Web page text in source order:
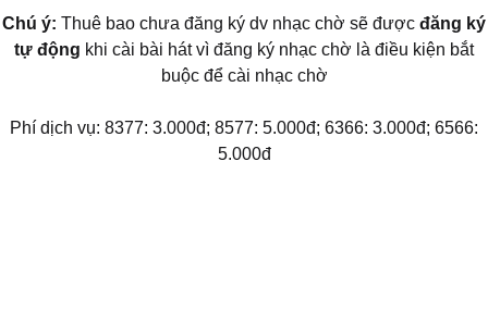
Chú ý: Thuê bao chưa đăng ký dv nhạc chờ sẽ được đăng ký
tự động khi cài bài hát vì đăng ký nhạc chờ là điều kiện bắt
buộc để cài nhạc chờ
Phí dịch vụ: 8377: 3.000đ; 8577: 5.000đ; 6366: 3.000đ; 6566:
5.000đ